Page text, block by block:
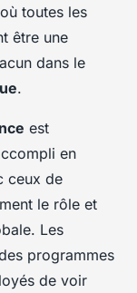
toutes les
être une
dans le
.
est
en
ceux de
le rôle et
Les
programmes
de voir